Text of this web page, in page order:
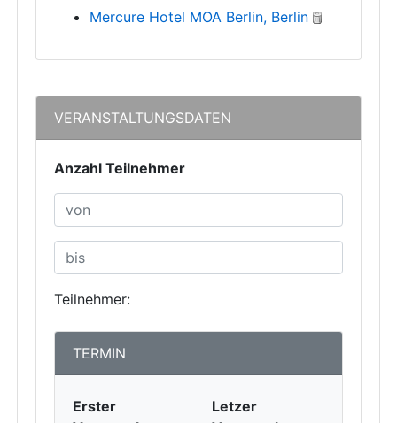
Mercure Hotel MOA Berlin, Berlin
VERANSTALTUNGSDATEN
Anzahl Teilnehmer
Teilnehmer:
TERMIN
Erster
Letzer